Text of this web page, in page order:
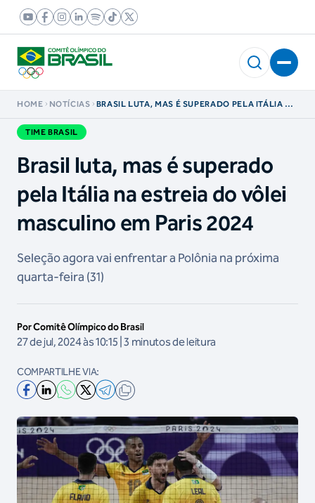
HOME NOTÍCIAS
BRASIL LUTA, MAS É SUPERADO PELA ITÁLIA NA
TIME BRASIL
Brasil luta, mas é superado
pela Itália na estreia do vôlei
masculino em Paris 2024
Seleção agora vai enfrentar a Polônia na próxima
quarta-feira (31)
Por Comitê Olímpico do Brasil
27 de jul, 2024 às 10:15 | 3 minutos de leitura
COMPARTILHE VIA: